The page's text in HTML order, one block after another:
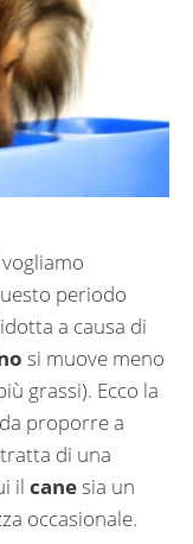
periodo
a causa di
si muove meno
grassi). Ecco la
da proporre a
tratta di una
il canesia un
occasionale.